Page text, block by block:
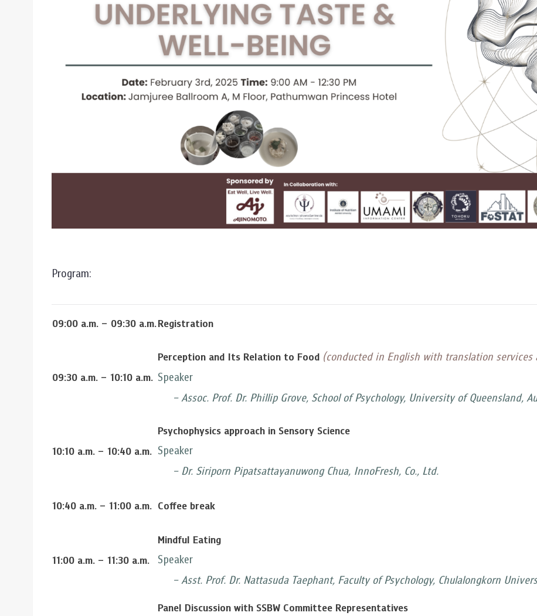
Program:
09:00 a.m. – 09:30 a.m.Registration
09:30 a.m. – 10:10 a.m.
Perception and Its Relation to Food (conducted in English with translation services
Speaker
– Assoc. Prof. Dr. Phillip Grove, School of Psychology, University of Queensland,
10:10 a.m. – 10:40 a.m.
Psychophysics approach in Sensory Science
Speaker
– Dr. Siriporn Pipatsattayanuwong Chua, InnoFresh, Co., Ltd.
10:40 a.m. – 11:00 a.m. Coffee break
11:00 a.m. – 11:30 a.m.
Mindful Eating
Speaker
–Asst. Prof. Dr. Nattasuda Taephant, Faculty of Psychology, Chulalongkorn
Panel Discussion with SSBW Committee Representatives